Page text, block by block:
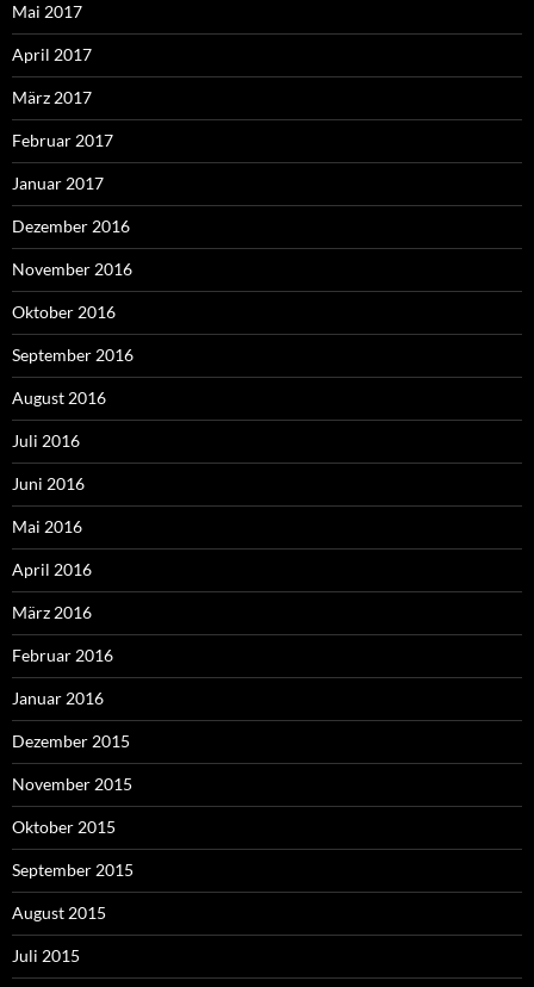
Mai 2017
April 2017
März 2017
Februar 2017
Januar 2017
Dezember 2016
November 2016
Oktober 2016
September 2016
August 2016
Juli 2016
Juni 2016
Mai 2016
April 2016
März 2016
Februar 2016
Januar 2016
Dezember 2015
November 2015
Oktober 2015
September 2015
August 2015
Juli 2015